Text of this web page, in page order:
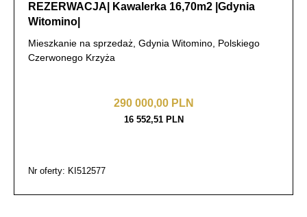
REZERWACJA| Kawalerka 16,70m2 |Gdynia
Witomino|
Mieszkanie na sprzedaż, Gdynia Witomino, Polskiego
Czerwonego Krzyża
290 000,00 PLN
16 552,51 PLN
Nr oferty: KI512577